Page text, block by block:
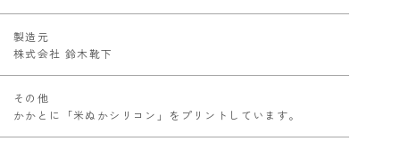
製造元
株式会社 鈴木靴下
その他
かかとに「米ぬかシリコン」をプリントしています。